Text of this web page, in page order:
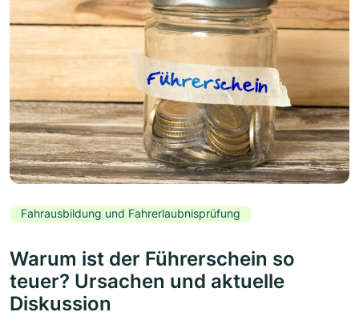
Fahrausbildung und Fahrerlaubnisprüfung
Warum ist der Führerschein so
teuer? Ursachen und aktuelle
Diskussion